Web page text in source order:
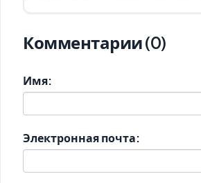
Комментарии (0)
Имя:
Электронная почта: